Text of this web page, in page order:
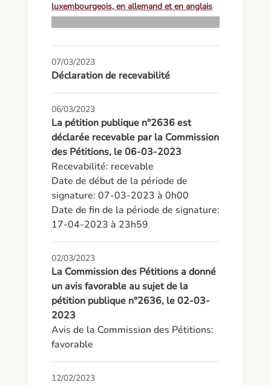
luxembourgeois, en allemand et en anglais
07/03/2023
Déclaration de recevabilité
06/03/2023
La pétition publique n°2636 est
déclarée recevable par la Commission
des Pétitions, le 06-03-2023
Recevabilité: recevable
Date de début de la période de
signature: 07-03-2023 à 0h00
Date de fin de la période de signature:
17-04-2023 à 23h59
02/03/2023
La Commission des Pétitions a donné
un avis favorable au sujet de la
pétition publique n°2636, le 02-03-
2023
Avis de la Commission des Pétitions:
favorable
12/02/2023